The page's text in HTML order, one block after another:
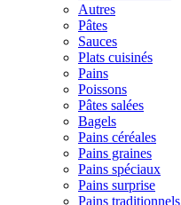
Autres
Pâtes
Sauces
Plats cuisinés
Pains
Poissons
Pâtes salées
Bagels
Pains céréales
Pains graines
Pains spéciaux
Pains surprise
Pains traditionnels